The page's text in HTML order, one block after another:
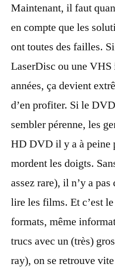
Maintenant, il faut
en compte que les
ont toutes des failles.
LaserDisc ou une VHS
années, ça devient
d’en profiter. Si le
sembler pérenne, les
HD DVD il y a à peine
mordent les doigts.
assez rare), il n’y a
lire les films. Et c’est
formats, même
trucs avec un (très)
ray), on se retrouve